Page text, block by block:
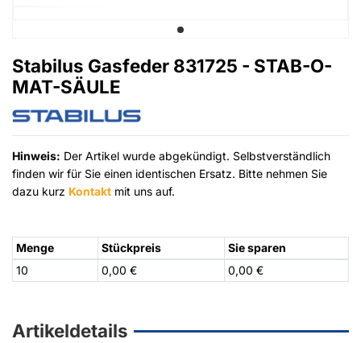
Stabilus Gasfeder 831725 - STAB-O-
MAT-SÄULE
Hinweis: Der Artikel wurde abgekündigt. Selbstverständlich
finden wir für Sie einen identischen Ersatz. Bitte nehmen Sie
dazu kurz Kontakt mit uns auf.
Menge Stückpreis
Sie sparen
10
0,00 € 0,00 €
Artikeldetails